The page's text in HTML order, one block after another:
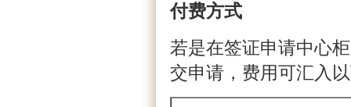
付费方式
若是在签证申请中心
交申请，费用可汇入